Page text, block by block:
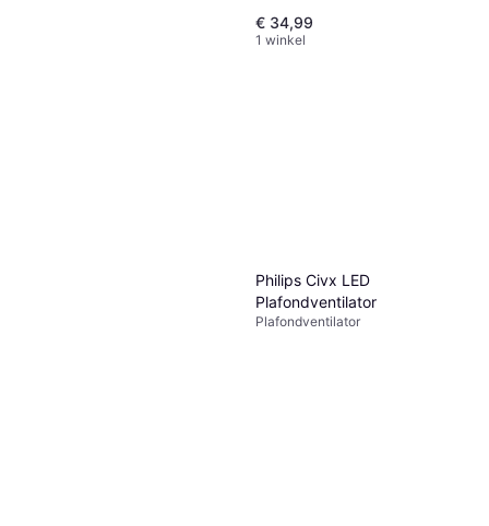
€ 34,99
1 winkel
Philips Civx LED
Plafondventilator
Plafondventilator